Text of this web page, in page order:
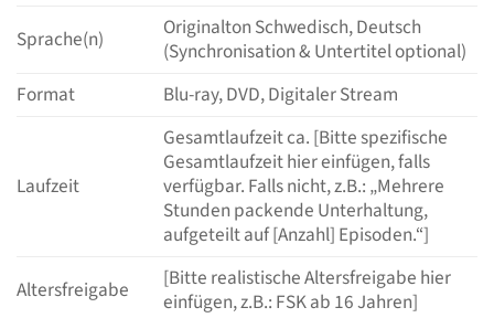
Sprache(n)
Originalton Schwedisch, Deutsch
(Synchronisation & Untertitel optional)
Format
Blu-ray, DVD, Digitaler Stream
Laufzeit
Gesamtlaufzeit ca. [Bitte spezifische
Gesamtlaufzeit hier einfügen, falls
verfügbar. Falls nicht, z.B.: „Mehrere
Stunden packende Unterhaltung,
aufgeteilt auf [Anzahl] Episoden.“]
Altersfreigabe
[Bitte realistische Altersfreigabe hier
einfügen, z.B.: FSK ab 16 Jahren]